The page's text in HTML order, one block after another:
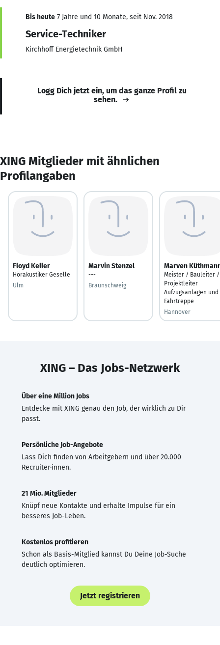
Bis heute 7 Jahre und 10 Monate, seit Nov. 2018
Service-Techniker
Kirchhoff Energietechnik GmbH
Logg Dich jetzt ein, um das ganze Profil zu
sehen.
XING Mitglieder mit ähnlichen
Profilangaben
Floyd Keller
Hörakustiker Geselle
Ulm
Marvin Stenzel
---
Braunschweig
Marven
Meister /​ Bauleiter /​
Projektleiter
Aufzugsanlagen und
Fahrtreppe
Hannover
XING – Das Jobs-Netzwerk
Über eine Million Jobs
Entdecke mit XING genau den Job, der wirklich zu Dir
passt.
Persönliche Job-Angebote
Lass Dich finden von Arbeitgebern und über 20.000
Recruiter·innen.
21 Mio. Mitglieder
Knüpf neue Kontakte und erhalte Impulse für ein
besseres Job-Leben.
Kostenlos profitieren
Schon als Basis-Mitglied kannst Du Deine Job-Suche
deutlich optimieren.
Jetzt registrieren